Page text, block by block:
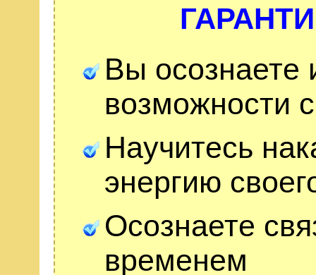
Вы осознаете
возможности
Научитесь
энергию
Осознаете
временем